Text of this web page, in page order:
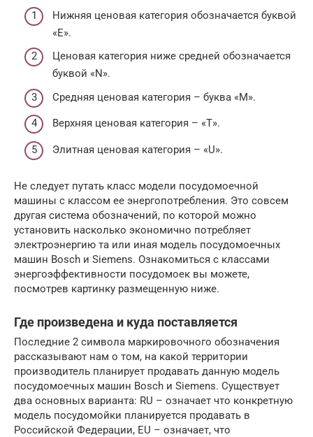
Нижняя ценовая категория обозначается буквой
«E».
Ценовая категория ниже средней обозначается
буквой «N».
Средняя ценовая категория – буква «М».
Верхняя ценовая категория – «Т».
Элитная ценовая категория – «U».
Не следует путать класс модели посудомоечной
машины с классом ее энергопотребления. Это совсем
другая система обозначений, по которой можно
установить насколько экономично потребляет
электроэнергию та или иная модель посудомоечных
машин Bosch и Siemens. Ознакомиться с классами
энергоэффективности посудомоек вы можете,
посмотрев картинку размещенную ниже.
Где произведена и куда поставляется
Последние 2 символа маркировочного обозначения
рассказывают нам о том, на какой территории
производитель планирует продавать данную модель
посудомоечных машин Bosch и Siemens. Существует
два основных варианта: RU – означает что конкретную
модель посудомойки планируется продавать в
Российской Федерации, EU – означает, что